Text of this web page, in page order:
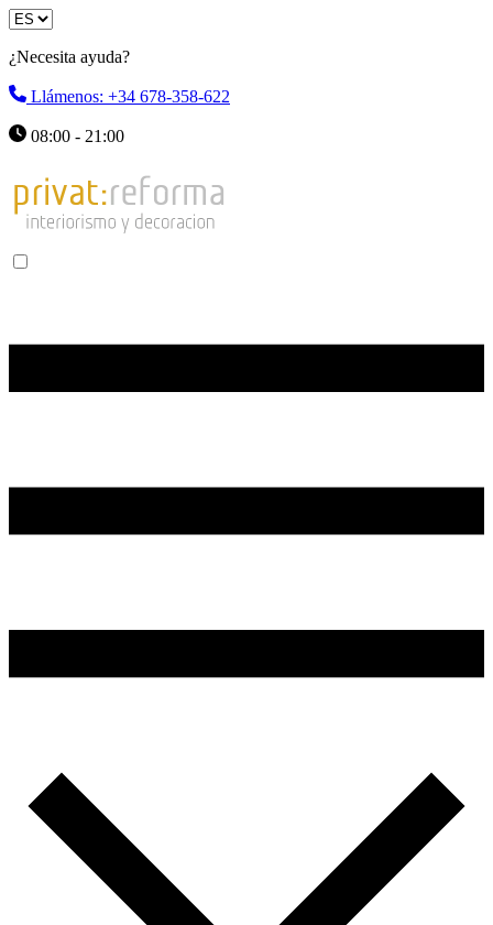
¿Necesita ayuda?
Llámenos: +34 678-358-622
08:00 - 21:00